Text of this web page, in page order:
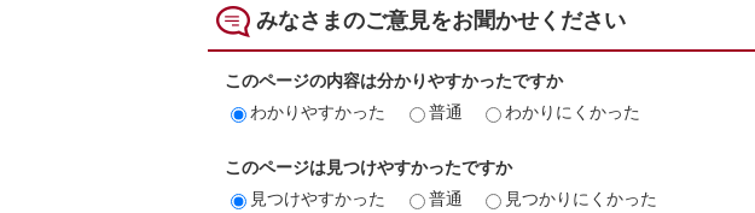
みなさまのご意見をお聞かせください
このページの内容は分かりやすかったですか
わかりやすかった
普通 わかりにくかった
このページは見つけやすかったですか
見つけやすかった
普通 見つかりにくかった